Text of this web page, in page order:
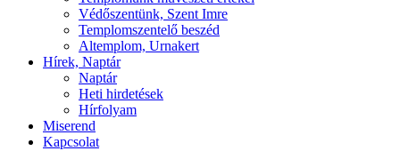
Védőszentünk, Szent Imre
Templomszentelő beszéd
Altemplom, Urnakert
Hírek, Naptár
Naptár
Heti hirdetések
Hírfolyam
Miserend
Kapcsolat